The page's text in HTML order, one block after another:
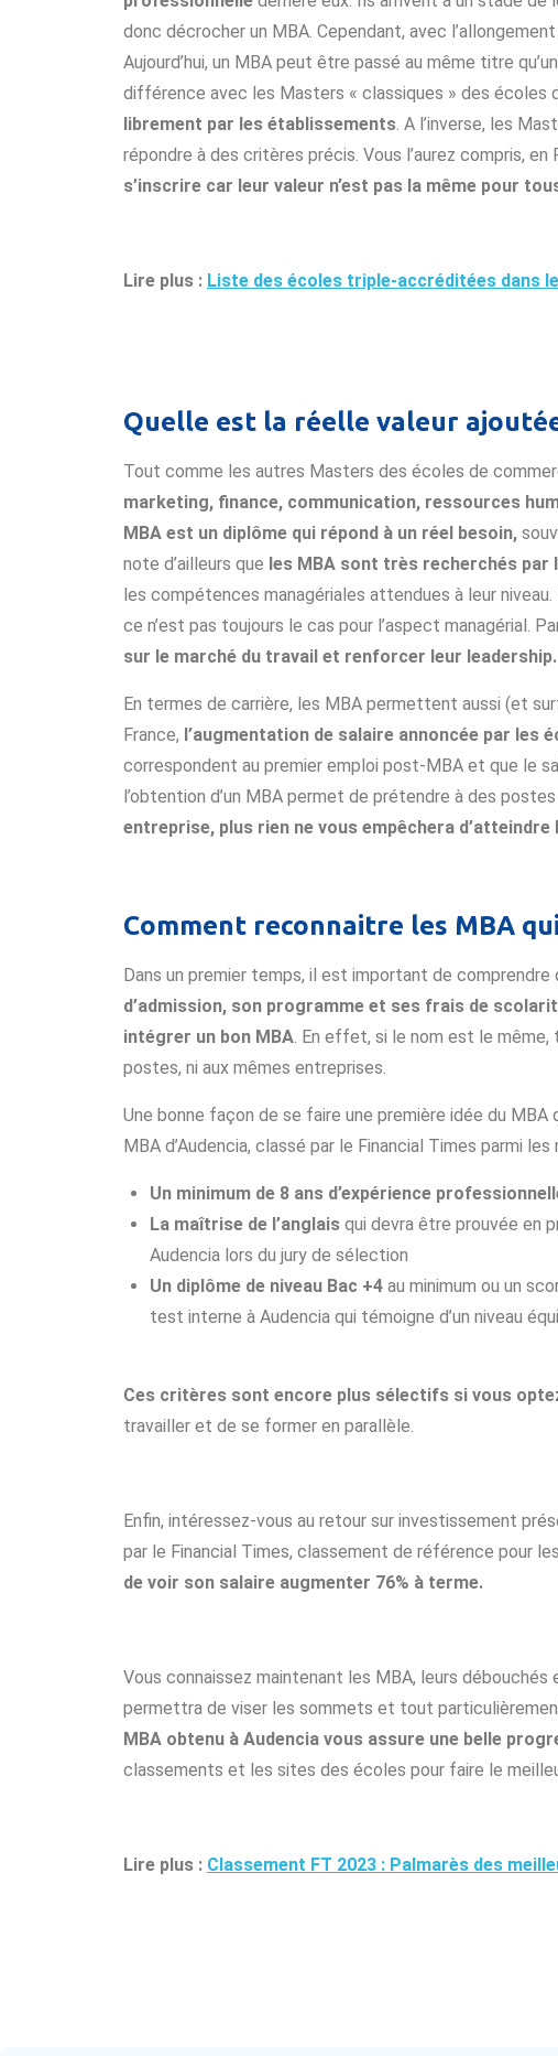
donc décrocher un MBA. Cependant, avec
Aujourd’hui, un MBA peut être passé au même titre
différence avec les Masters « classiques » des écoles
librement par les établissements. A l’inverse, les
répondre à des critères précis. Vous l’aurez compris, en
s’inscrire car leur valeur n’est pas la même pour
Lire plus : Liste des écoles triple-accréditées dans
Quelle est la réelle valeur ajoutée
Tout comme les autres Masters des écoles de
marketing, finance, communication, ressources
MBA est un diplôme qui répond à un réel besoin,
note d’ailleurs que les MBA sont très recherchés par
les compétences managériales attendues à leur
ce n’est pas toujours le cas pour l’aspect managérial.
sur le marché du travail et renforcer leur leadership.
En termes de carrière, les MBA permettent aussi (et
France, l’augmentation de salaire annoncée par les
correspondent au premier emploi post-MBA et que le
l’obtention d’un MBA permet de prétendre à des
entreprise, plus rien ne vous empêchera d’atteindre
Comment reconnaitre les MBA
Dans un premier temps, il est important de comprendre
d’admission, son programme et ses frais de
intégrer un bon MBA. En effet, si le nom est le même,
postes, ni aux mêmes entreprises.
Une bonne façon de se faire une première idée du MBA
MBA d’Audencia, classé par le Financial Times parmi
Un minimum de 8 ans d’expérience
La maîtrise de l’anglais qui devra être prouvée en
Audencia lors du jury de sélection
Un diplôme de niveau Bac +4 au minimum ou un
test interne à Audencia qui témoigne d’un niveau
Ces critères sont encore plus sélectifs si vous optez
travailler et de se former en parallèle.
Enfin, intéressez-vous au retour sur investissement
par le Financial Times, classement de référence pour
de voir son salaire augmenter 76% à terme.
Vous connaissez maintenant les MBA, leurs
permettra de viser les sommets et tout
MBA obtenu à Audencia vous assure une belle
classements et les sites des écoles pour faire le
Lire plus : Classement FT 2023 : Palmarès des